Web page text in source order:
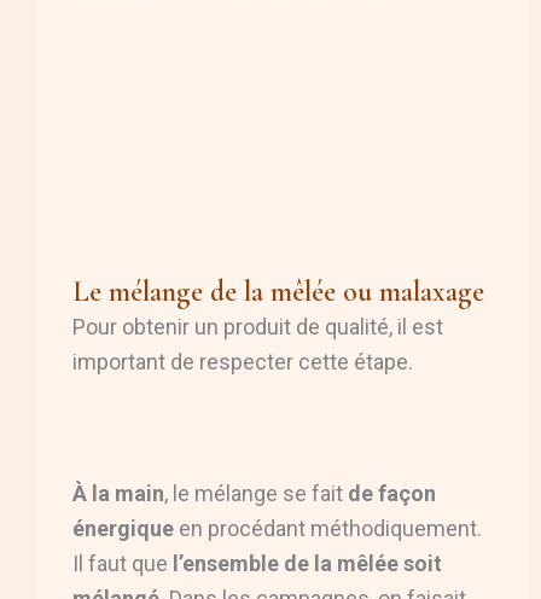
Le mélange de la mêlée ou malaxage
Pour obtenir un produit de qualité, il est
important de respecter cette étape.
À la main, le mélange se fait de façon
énergiqueen procédant méthodiquement.
Il faut que l’ensemble de la mêlée soit